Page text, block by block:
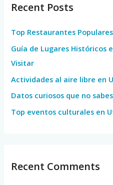
c
f
o
r
:
Recent Posts
Top Restaurantes
Guía de Lugares Históricos
Visitar
Actividades al aire libre en
Datos curiosos que no
Top eventos culturales en
Recent Comments